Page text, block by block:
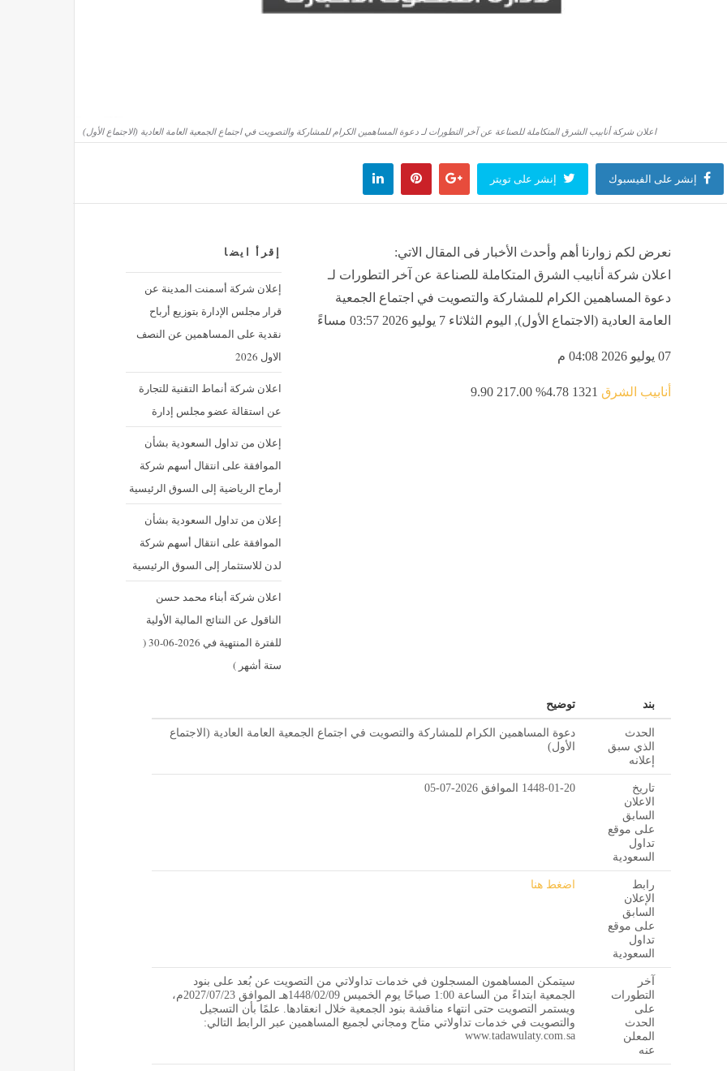
اعلان شركة أنابيب الشرق المتكاملة للصناعة عن آخر التطورات لـ دعوة المساهمين الكرام للمشاركة والتصويت في اجتماع الجمعية العامة العادية (الاجتماع الأول)
إنشر على الفيسبوك إنشر على تويتر
إقرأ ايضا
إعلان شركة أسمنت المدينة عن
قرار مجلس الإدارة بتوزيع أرباح
نقدية على المساهمين عن النصف
الاول 2026
اعلان شركة أنماط التقنية للتجارة
عن استقالة عضو مجلس إدارة
إعلان من تداول السعودية بشأن
الموافقة على انتقال أسهم شركة
أرماح الرياضية إلى السوق الرئيسية
إعلان من تداول السعودية بشأن
الموافقة على انتقال أسهم شركة
لدن للاستثمار إلى السوق الرئيسية
اعلان شركة أبناء محمد حسن
الناقول عن النتائج المالية الأولية
للفترة المنتهية في 2026-06-30 (
ستة أشهر )
نعرض لكم زوارنا أهم وأحدث الأخبار فى المقال الاتي:
اعلان شركة أنابيب الشرق المتكاملة للصناعة عن آخر التطورات لـ
دعوة المساهمين الكرام للمشاركة والتصويت في اجتماع الجمعية
العامة العادية (الاجتماع الأول), اليوم الثلاثاء 7 يوليو 2026 03:57 مساءً
07 يوليو 2026 04:08 م
أنابيب الشرق 1321
4.78%
217.00
9.90
بند توضيح
الحدث
الذي سبق
إعلانه
دعوة المساهمين الكرام للمشاركة والتصويت في اجتماع الجمعية العامة العادية (الاجتماع
الأول)
تاريخ
الاعلان
السابق
على موقع
تداول
السعودية
1448-01-20 الموافق 2026-07-05
رابط
الإعلان
السابق
على موقع
تداول
السعودية
اضغط هنا
آخر
التطورات
على
الحدث
المعلن
عنه
سيتمكن المساهمون المسجلون في خدمات تداولاتي من التصويت عن بُعد على بنود
الجمعية ابتداءً من الساعة 1:00 صباحًا يوم الخميس 1448/02/09هـ الموافق 2027/07/23م،
ويستمر التصويت حتى انتهاء مناقشة بنود الجمعية خلال انعقادها. علمًا بأن التسجيل
والتصويت في خدمات تداولاتي متاح ومجاني لجميع المساهمين عبر الرابط التالي:
www.tadawulaty.com.sa